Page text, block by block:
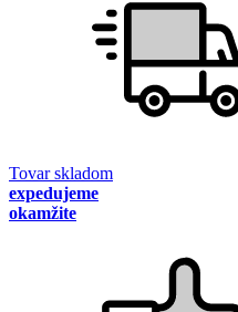
Tovar skladom
expedujeme
okamžite